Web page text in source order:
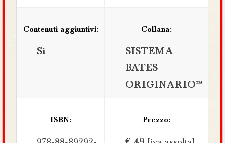
Contenuti aggiuntivi:
Sí
Collana:
SISTEMA
BATES
ORIGINARIO™
ISBN: Prezzo: